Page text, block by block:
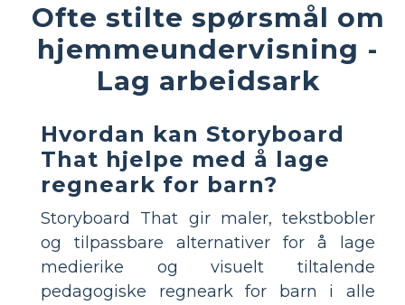
Ofte stilte spørsmål om
hjemmeundervisning -
Lag arbeidsark
Hvordan kan Storyboard
That hjelpe med å lage
regneark for barn?
Storyboard That gir maler, tekstbobler
og tilpassbare alternativer for å lage
medierike og visuelt tiltalende
pedagogiske regneark for barn i alle